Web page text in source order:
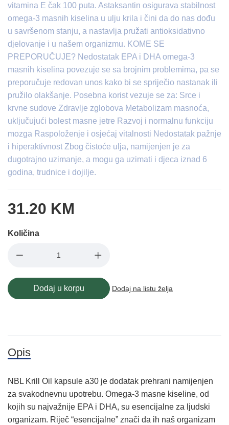
vitamina E čak 100 puta. Astaksantin osigurava stabilnost
omega-3 masnih kiselina u ulju krila i čini da do nas dođu
u savršenom stanju, a nastavlja pružati antioksidativno
djelovanje i u našem organizmu. KOME SE
PREPORUČUJE? Nedostatak EPA i DHA omega-3
masnih kiselina povezuje se sa brojnim problemima, pa se
preporučuje redovan unos kako bi se spriječio nastanak ili
pružilo olakšanje. Posebna korist vezuje se za: Srce i
krvne sudove Zdravlje zglobova Metabolizam masnoća,
uključujući bolest masne jetre Razvoj i normalnu funkciju
mozga Raspoloženje i osjećaj vitalnosti Nedostatak pažnje
i hiperaktivnost Zbog čistoće ulja, namijenjen je za
dugotrajno uzimanje, a mogu ga uzimati i djeca iznad 6
godina, trudnice i dojilje.
31.20 KM
Količina
Dodaj u korpu Dodaj na listu želja
Opis
NBL Krill Oil kapsule a30 je dodatak prehrani namijenjen
za svakodnevnu upotrebu. Omega-3 masne kiseline, od
kojih su najvažnije EPA i DHA, su esencijalne za ljudski
organizam. Riječ “esencijalne” znači da ih naš organizam